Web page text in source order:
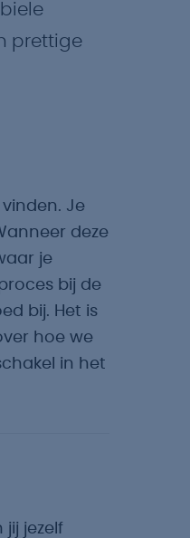
prettige
Je
deze
je
bij de
bij. Het is
hoe we
in het
jij jezelf